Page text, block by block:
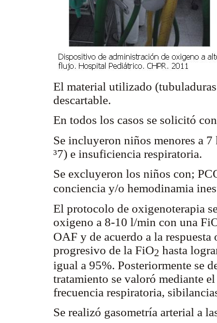
El material utilizado
descartable.
En todos los casos se solicitó
Se incluyeron niños menores a
³7) e insuficiencia respiratoria.
Se excluyeron los niños con;
conciencia y/o hemodinamia
El protocolo de oxigenoterapia
oxigeno a 8-10 l/min con una
OAF y de acuerdo a la
progresivo de la FiO2 hasta
igual a 95%. Posteriormente se
tratamiento se valoró mediante
frecuencia respiratoria,
Se realizó gasometría arterial a